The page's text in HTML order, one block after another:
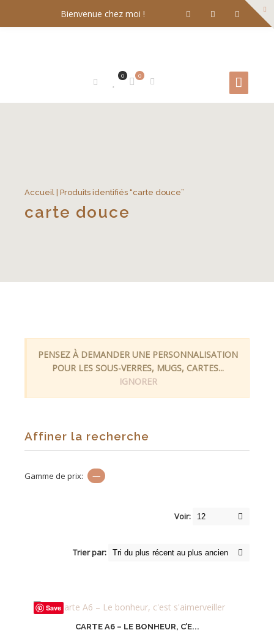
Bienvenue chez moi !
0
0
Accueil | Produits identifiés “carte douce”
carte douce
PENSEZ À DEMANDER UNE PERSONNALISATION
POUR LES SOUS-VERRES, MUGS, CARTES...
IGNORER
Affiner la recherche
Gamme de prix: —
Voir:
Trier par:
Save
CARTE A6 – LE BONHEUR, C’E...